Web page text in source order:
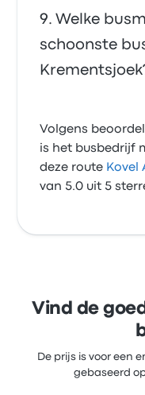
Welke
schoonste
Volgens
is het busbedrijf
deze route Kovel
van 5.0 uit 5
Vind de
De prijs is voor een
gebaseerd